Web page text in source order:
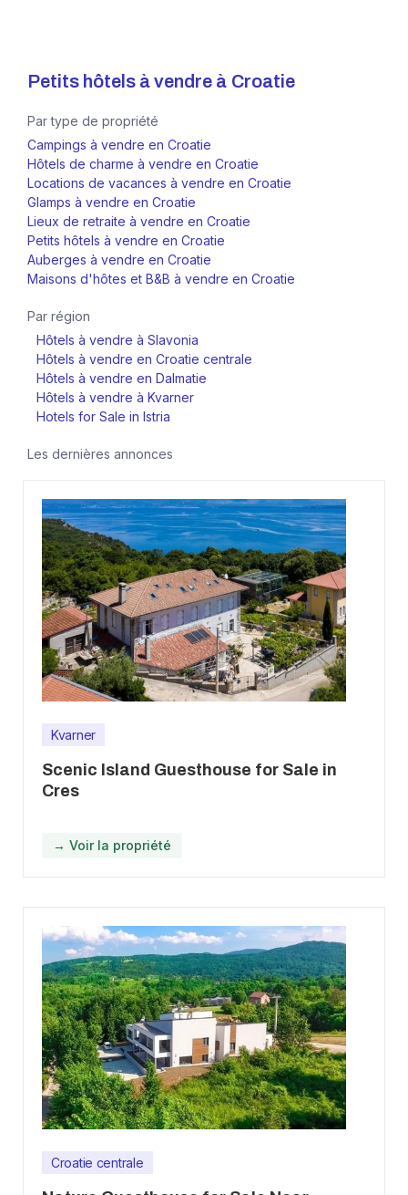
Petits hôtels à vendre à Croatie
Par type de propriété
Campings à vendre en Croatie
Hôtels de charme à vendre en Croatie
Locations de vacances à vendre en Croatie
Glamps à vendre en Croatie
Lieux de retraite à vendre en Croatie
Petits hôtels à vendre en Croatie
Auberges à vendre en Croatie
Maisons d'hôtes et B&B à vendre en Croatie
Par région
Hôtels à vendre à Slavonia
Hôtels à vendre en Croatie centrale
Hôtels à vendre en Dalmatie
Hôtels à vendre à Kvarner
Hotels for Sale in Istria
Les dernières annonces
Kvarner
Scenic Island Guesthouse for Sale in
Cres
→ Voir la propriété
Croatie centrale